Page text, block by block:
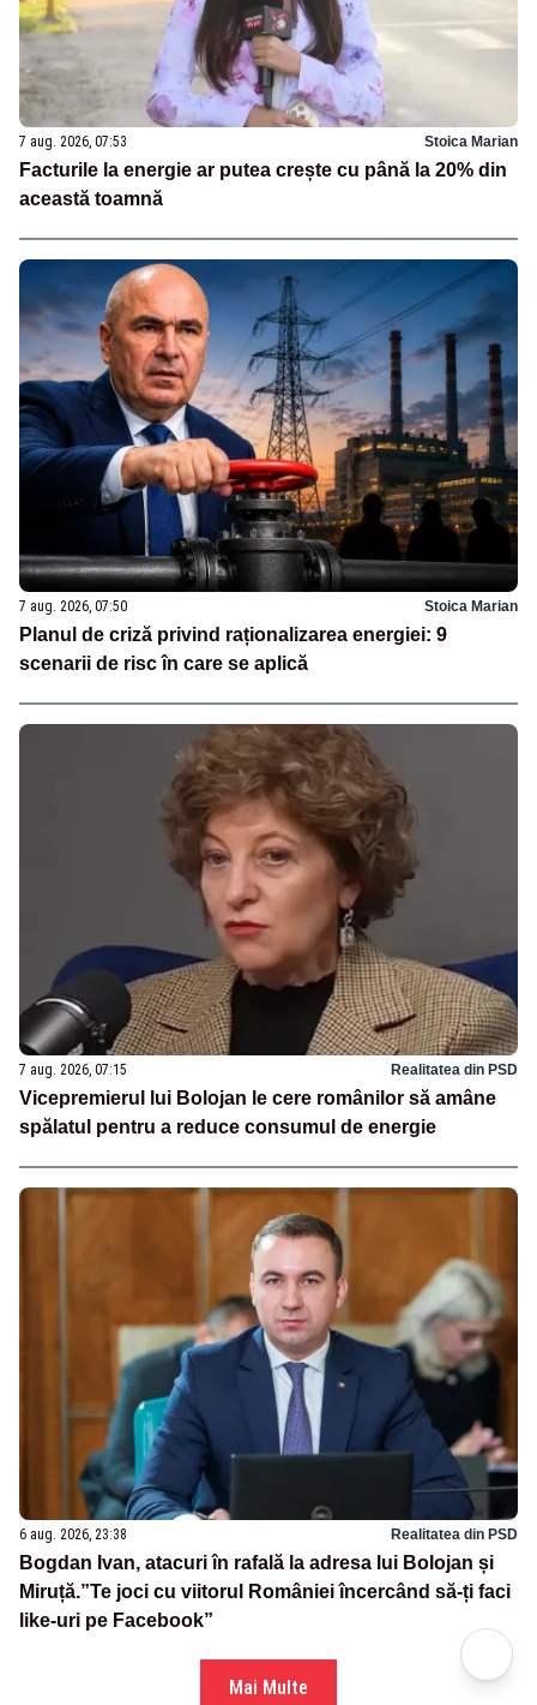
7 aug. 2026, 07:53 Stoica Marian
Facturile la energie ar putea crește cu până la 20% din
această toamnă
7 aug. 2026, 07:50 Stoica Marian
Planul de criză privind raționalizarea energiei: 9
scenarii de risc în care se aplică
7 aug. 2026, 07:15 Realitatea din PSD
Vicepremierul lui Bolojan le cere românilor să amâne
spălatul pentru a reduce consumul de energie
6 aug. 2026, 23:38 Realitatea din PSD
Bogdan Ivan, atacuri în rafală la adresa lui Bolojan și
Miruță.”Te joci cu viitorul României încercând să-ți faci
like-uri pe Facebook”
Mai Multe